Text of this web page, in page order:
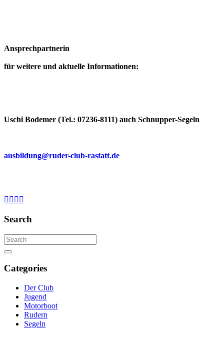
Ansprechpartnerin
für weitere und aktuelle Informationen:
Uschi Bodemer (Tel.: 07236-8111) auch Schnupper-Segeln
ausbildung@ruder-club-rastatt.de
Search
Search
for:
Search
Categories
Der Club
Jugend
Motorboot
Rudern
Segeln